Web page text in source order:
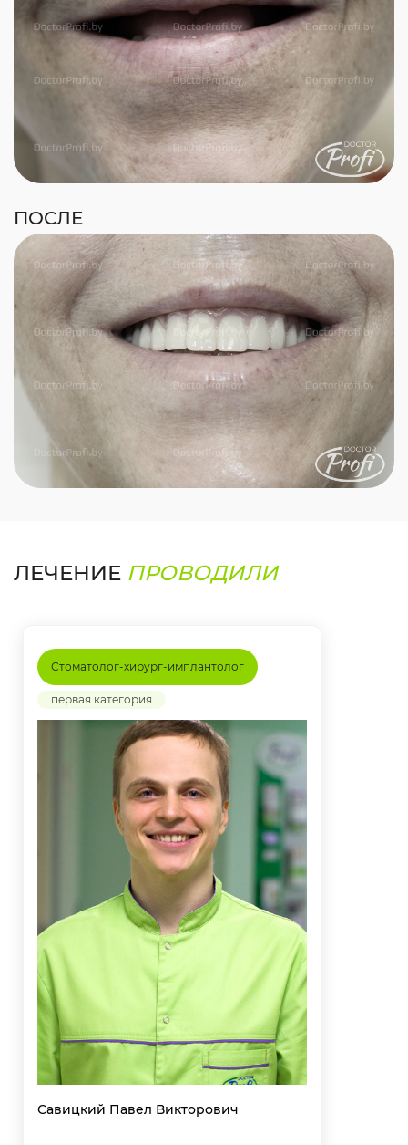
ПОСЛЕ
ЛЕЧЕНИЕ ПРОВОДИЛИ
Стоматолог-хирург-имплантолог
первая категория
Савицкий Павел Викторович